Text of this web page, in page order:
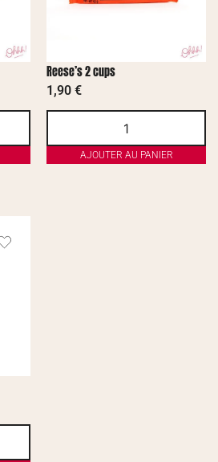
Reese’s 2 cups
1,90 €
AJOUTER AU PANIER